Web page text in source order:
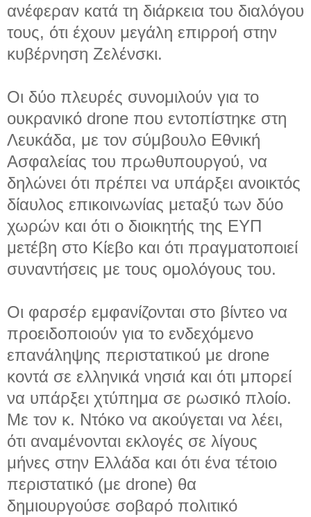
ανέφεραν κατά τη διάρκεια του διαλόγου
τους, ότι έχουν μεγάλη επιρροή στην
κυβέρνηση Ζελένσκι.
Οι δύο πλευρές συνομιλούν για το
ουκρανικό drone που εντοπίστηκε στη
Λευκάδα, με τον σύμβουλο Εθνική
Ασφαλείας του πρωθυπουργού, να
δηλώνει ότι πρέπει να υπάρξει ανοικτός
δίαυλος επικοινωνίας μεταξύ των δύο
χωρών και ότι ο διοικητής της ΕΥΠ
μετέβη στο Κίεβο και ότι πραγματοποιεί
συναντήσεις με τους ομολόγους του.
Οι φαρσέρ εμφανίζονται στο βίντεο να
προειδοποιούν για το ενδεχόμενο
επανάληψης περιστατικού με drone
κοντά σε ελληνικά νησιά και ότι μπορεί
να υπάρξει χτύπημα σε ρωσικό πλοίο.
Με τον κ. Ντόκο να ακούγεται να λέει,
ότι αναμένονται εκλογές σε λίγους
μήνες στην Ελλάδα και ότι ένα τέτοιο
περιστατικό (με drone) θα
δημιουργούσε σοβαρό πολιτικό